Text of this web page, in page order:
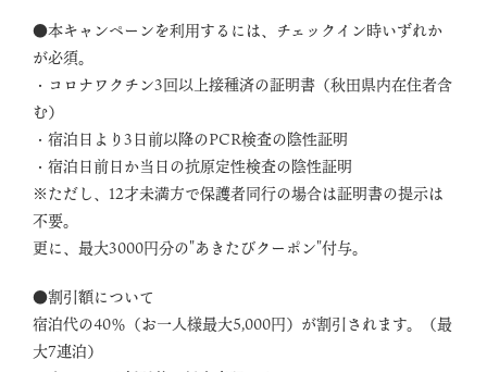
●本キャンペーンを利用するには、チェックイン時いずれか
が必須。
・コロナワクチン3回以上接種済の証明書（秋田県内在住者含
む）
・宿泊日より3日前以降のPCR検査の陰性証明
・宿泊日前日か当日の抗原定性検査の陰性証明
※ただし、12才未満方で保護者同行の場合は証明書の提示は
不要。
更に、最大3000円分の"あきたびクーポン"付与。
●割引額について
宿泊代の40％（お一人様最大5,000円）が割引されます。（最
大7連泊）